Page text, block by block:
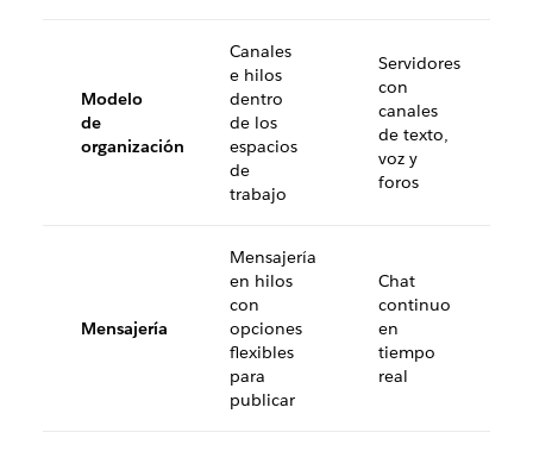
Modelo
de
organización
Canales
e hilos
dentro
de los
espacios
de
trabajo
Servidores
con
canales
de texto,
voz y
foros
Mensajería
Mensajería
en hilos
con
opciones
flexibles
para
publicar
Chat
continuo
en
tiempo
real